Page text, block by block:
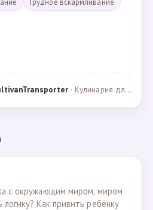
· Кулинария для более старших · 24.10.2024
с окружающим миром, миром
Как привить ребёнку